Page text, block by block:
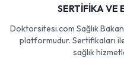
SERTİFİKA VE
Doktorsitesi.com Sağlık
platformudur. Sertifikaları
sağlık